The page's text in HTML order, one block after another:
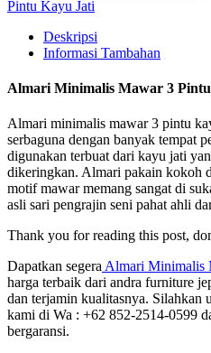
Pintu Kayu Jati
Deskripsi
Informasi Tambahan
Almari Minimalis Mawar 3
Almari minimalis mawar 3 pintu
serbaguna dengan banyak tempat
digunakan terbuat dari kayu jati
dikeringkan. Almari pakain kokoh
motif mawar memang sangat di
asli sari pengrajin seni pahat ahli
Thank you for reading this post,
Dapatkan segera Almari Minimalis
harga terbaik dari andra furniture
dan terjamin kualitasnya. Silahkan
kami di Wa : +62 852-2514-0599
bergaransi.